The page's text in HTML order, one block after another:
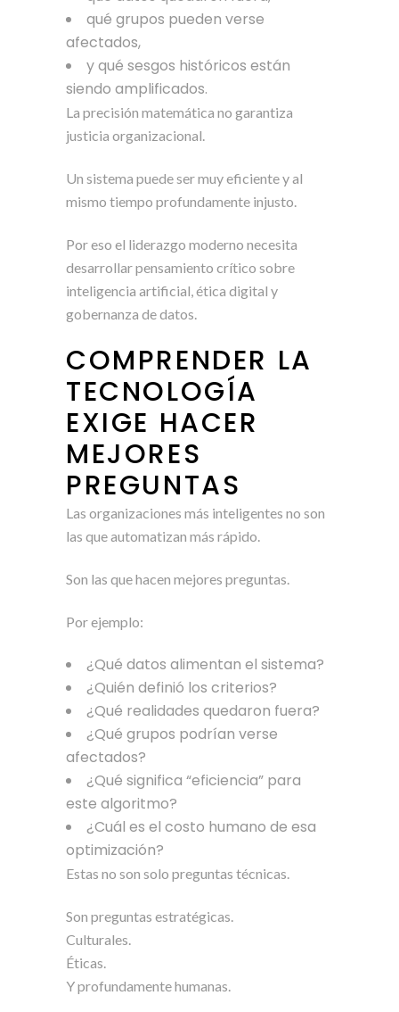
qué grupos pueden verse
afectados,
y qué sesgos históricos están
siendo amplificados.
La precisión matemática no garantiza
justicia organizacional.
Un sistema puede ser muy eficiente y al
mismo tiempo profundamente injusto.
Por eso el liderazgo moderno necesita
desarrollar pensamiento crítico sobre
inteligencia artificial, ética digital y
gobernanza de datos.
COMPRENDER LA
TECNOLOGÍA
EXIGE HACER
MEJORES
PREGUNTAS
Las organizaciones más inteligentes no son
las que automatizan más rápido.
Son las que hacen mejores preguntas.
Por ejemplo:
¿Qué datos alimentan el sistema?
¿Quién definió los criterios?
¿Qué realidades quedaron fuera?
¿Qué grupos podrían verse
afectados?
¿Qué significa “eficiencia” para
este algoritmo?
¿Cuál es el costo humano de esa
optimización?
Estas no son solo preguntas técnicas.
Son preguntas estratégicas.
Culturales.
Éticas.
Y profundamente humanas.